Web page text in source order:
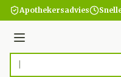
Ga naar de inhoud
Apothekersadvies
Menu
Product, merk,